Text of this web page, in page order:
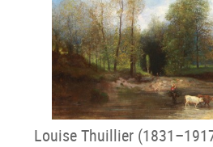
Louise Thuillier